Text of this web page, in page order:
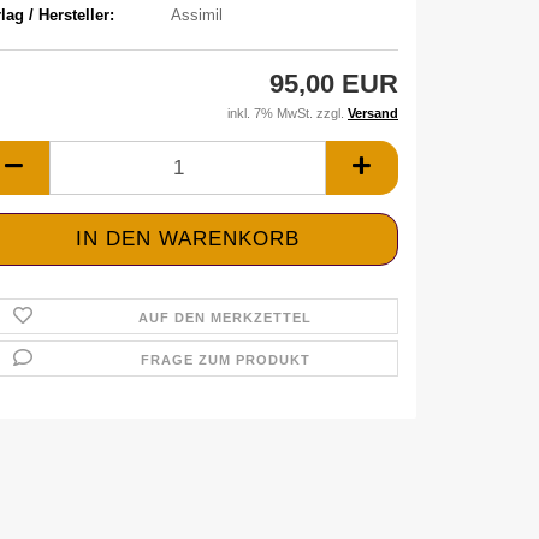
/ Hersteller: Assimil
95,00 EUR
inkl. 7% MwSt. zzgl. Versand
AUF DEN MERKZETTEL
FRAGE ZUM PRODUKT